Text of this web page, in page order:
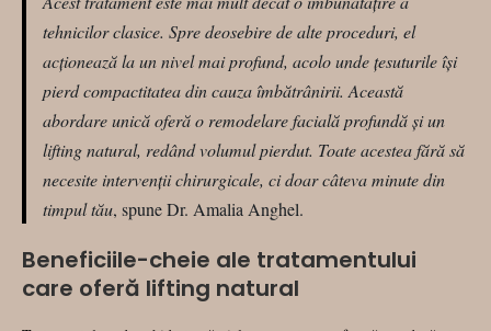
tehnicilor clasice. Spre deosebire de alte proceduri, el
acționează la un nivel mai profund, acolo unde țesuturile își
pierd compactitatea din cauza îmbătrânirii. Această
abordare unică oferă o remodelare facială profundă și un
lifting natural, redând volumul pierdut. Toate acestea fără să
necesite intervenții chirurgicale, ci doar câteva minute din
timpul tău, spune Dr. Amalia Anghel.
Beneficiile-cheie ale tratamentului
care oferă lifting natural